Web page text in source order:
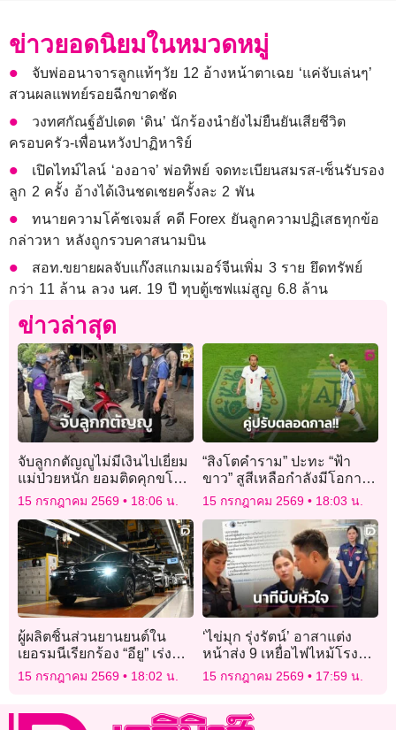
ข่าวยอดนิยมในหมวดหมู่
จับพ่ออนาจารลูกแท้ๆวัย 12 อ้างหน้าตาเฉย ‘แค่จับเล่นๆ’
สวนผลแพทย์รอยฉีกขาดชัด
วงทศกัณฐ์อัปเดต ‘ดิน’ นักร้องนำยังไม่ยืนยันเสียชีวิต
ครอบครัว-เพื่อนหวังปาฏิหาริย์
เปิดไทม์ไลน์ ‘องอาจ’ พ่อทิพย์ จดทะเบียนสมรส-เซ็นรับรอง
ลูก 2 ครั้ง อ้างได้เงินชดเชยครั้งละ 2 พัน
ทนายความโค้ชเจมส์ คดี Forex ยันลูกความปฏิเสธทุกข้อ
กล่าวหา หลังถูกรวบคาสนามบิน
สอท.ขยายผลจับแก๊งสแกมเมอร์จีนเพิ่ม 3 ราย ยึดทรัพย์
กว่า 11 ล้าน ลวง นศ. 19 ปี ทุบตู้เซฟแม่สูญ 6.8 ล้าน
ข่าวล่าสุด
จับลูกกตัญญูไม่มีเงินไปเยี่ยม
แม่ป่วยหนัก ยอมติดคุกขโมย
มอเตอร์ไซค์ไปหาแม่
15 กรกฎาคม 2569 18:06 น.
“สิงโตคำราม” ปะทะ “ฟ้า
ขาว” สูสีเหลือกำลังมีโอกาส
เสมอหรืออาจถึงจุดโทษ
15 กรกฎาคม 2569 18:03 น.
ผู้ผลิตชิ้นส่วนยานยนต์ใน
เยอรมนีเรียกร้อง “อียู” เร่ง
ปราบการบิดเบือนตลาดจาก
15 กรกฎาคม 2569 18:02 น.
‘ไข่มุก รุ่งรัตน์’ อาสาแต่ง
หน้าส่ง 9 เหยื่อไฟไหม้โรง
เบียร์เผยนาทีแต่งหน้า ‘บรีส
วงทศกัณฐ์’
15 กรกฎาคม 2569 17:59 น.